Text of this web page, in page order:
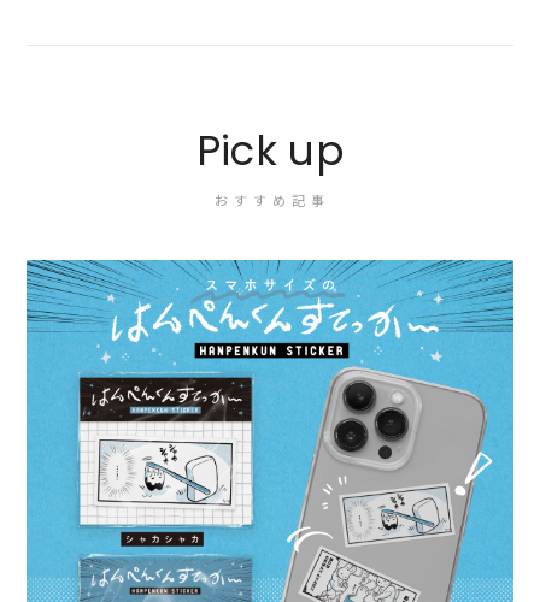
Pick up
おすすめ記事